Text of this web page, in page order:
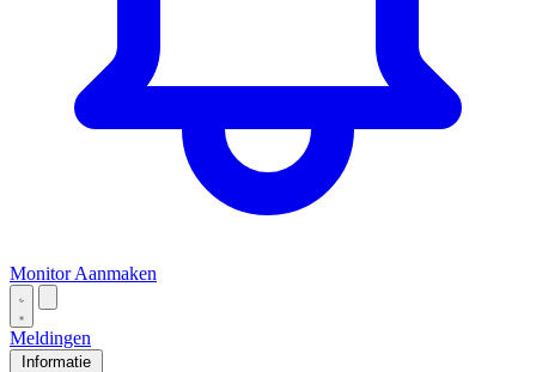
Monitor Aanmaken
Meldingen
Informatie